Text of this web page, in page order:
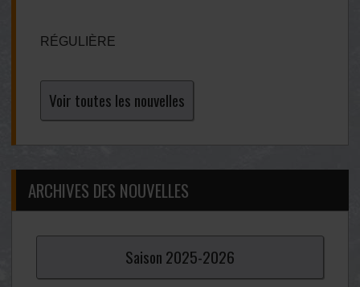
RÉGULIÈRE
Voir toutes les nouvelles
ARCHIVES DES NOUVELLES
Saison 2025-2026